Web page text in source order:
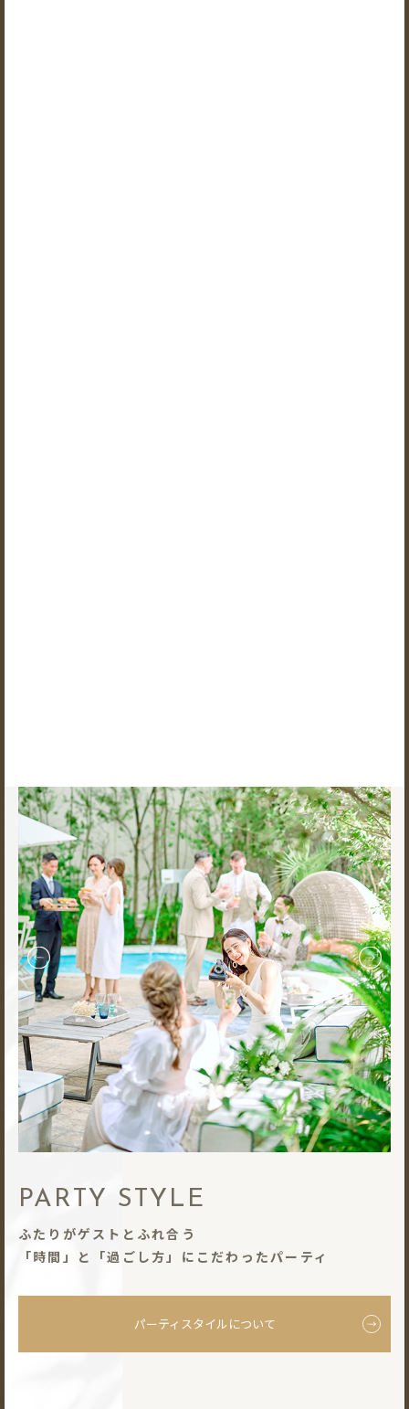
PARTY STYLE
ふたりがゲストとふれ合う
「時間」と「過ごし⽅」にこだわったパーティ
パーティスタイルについて